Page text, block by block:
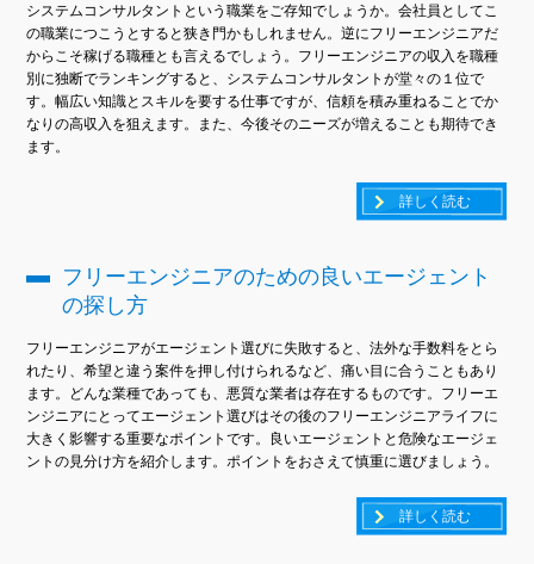
システムコンサルタントという職業をご存知でしょうか。会社員としてこ
の職業につこうとすると狭き門かもしれません。逆にフリーエンジニアだ
からこそ稼げる職種とも言えるでしょう。フリーエンジニアの収入を職種
別に独断でランキングすると、システムコンサルタントが堂々の１位で
す。幅広い知識とスキルを要する仕事ですが、信頼を積み重ねることでか
なりの高収入を狙えます。また、今後そのニーズが増えることも期待でき
ます。
詳しく読む
フリーエンジニアのための良いエージェント
の探し方
フリーエンジニアがエージェント選びに失敗すると、法外な手数料をとら
れたり、希望と違う案件を押し付けられるなど、痛い目に合うこともあり
ます。どんな業種であっても、悪質な業者は存在するものです。フリーエ
ンジニアにとってエージェント選びはその後のフリーエンジニアライフに
大きく影響する重要なポイントです。良いエージェントと危険なエージェ
ントの見分け方を紹介します。ポイントをおさえて慎重に選びましょう。
詳しく読む